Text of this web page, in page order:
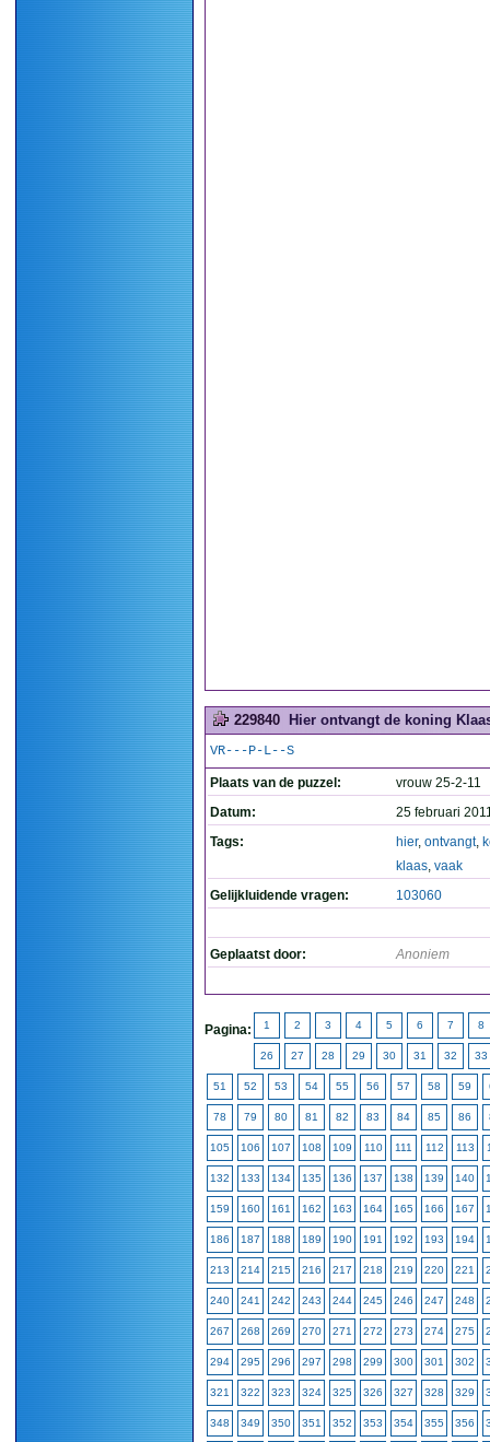
229840 Hier ontvangt de koning
VR---P-L--S
Plaats van de puzzel:
vrouw 25-2-11
Datum:
25 februari
Tags:
hier, ontvangt,
klaas, vaak
Gelijkluidende vragen:
103060
Geplaatst door: Anoniem
Pagina: 1 2 3 4 5 6 7 8
26 27 28 29 30 31 32 33
51 52 53 54 55 56 57 58 59
78 79 80 81 82 83 84 85 86
105 106 107 108 109 110 111 112 113
132 133 134 135 136 137 138 139 140
159 160 161 162 163 164 165 166 167
186 187 188 189 190 191 192 193 194
213 214 215 216 217 218 219 220 221
240 241 242 243 244 245 246 247 248
267 268 269 270 271 272 273 274 275
294 295 296 297 298 299 300 301 302
321 322 323 324 325 326 327 328 329
348 349 350 351 352 353 354 355 356